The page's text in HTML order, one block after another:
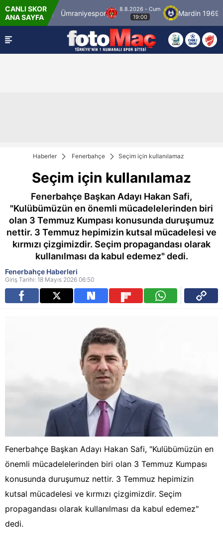
CANLI SKOR
ANA SAYFA
Ümraniyespor
8.8.2026 - Cum
19:00
Mardin 1969
Haberler Fenerbahçe Seçim için kullanılamaz
Seçim için kullanılamaz
Fenerbahçe Başkan Adayı Hakan Safi,
"Kulübümüzün en önemli mücadelelerinden biri
olan 3 Temmuz Kumpası konusunda duruşumuz
nettir. 3 Temmuz hepimizin kutsal mücadelesi ve
kırmızı çizgimizdir. Seçim propagandası olarak
kullanılması da kabul edemez" dedi.
Fenerbahçe Haberleri
Giriş Tarihi: 18 Mayıs 2026 06:50
Fenerbahçe Başkan Adayı Hakan Safi, "Kulübümüzün en
önemli mücadelelerinden biri olan 3 Temmuz Kumpası
konusunda duruşumuz nettir. 3 Temmuz hepimizin
kutsal mücadelesi ve kırmızı çizgimizdir. Seçim
propagandası olarak kullanılması da kabul edemez"
dedi.